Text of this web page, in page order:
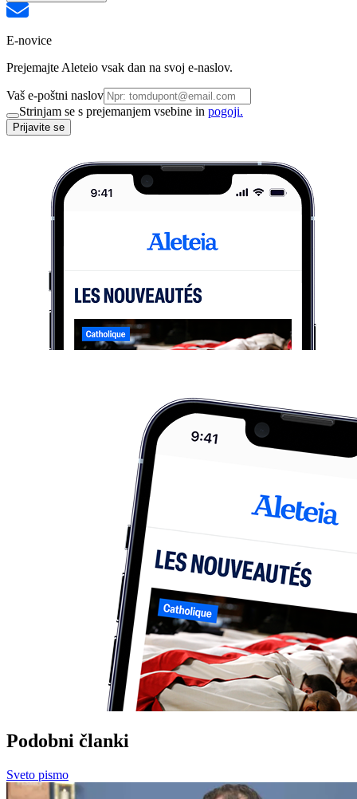
E-novice
Prejemajte Aleteio vsak dan na svoj e-naslov.
Vaš e-poštni naslov
Strinjam se s prejemanjem vsebine in pogoji.
Prijavite se
Podobni članki
Sveto pismo